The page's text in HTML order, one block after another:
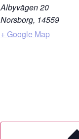
Albyvägen 20
Norsborg, 14559
+ Google Map